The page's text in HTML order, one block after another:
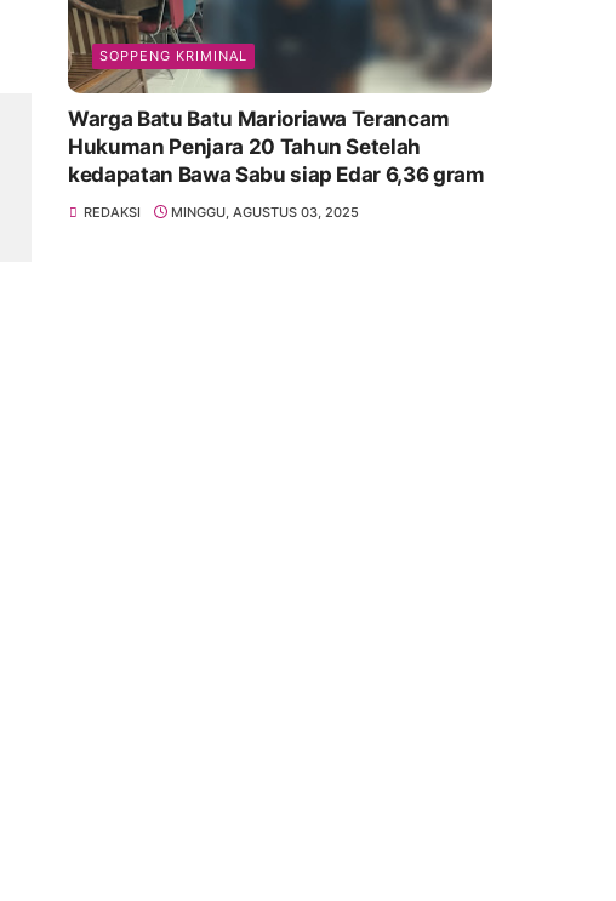
SOPPENG KRIMINAL
Warga Batu Batu Marioriawa Terancam
Hukuman Penjara 20 Tahun Setelah
kedapatan Bawa Sabu siap Edar 6,36 gram
REDAKSI MINGGU, AGUSTUS 03, 2025